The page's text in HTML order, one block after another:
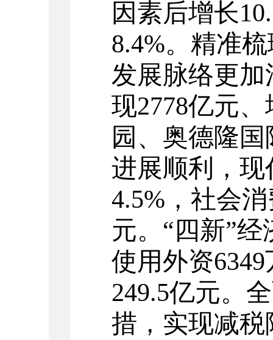
因素后增长
8.4%。精准梳
发展脉络更
现2778亿元、
园、奥德隆
进展顺利，
4.5% ，社会
元。“四新”
使用外资6349
249.5亿元。
措，实现减税